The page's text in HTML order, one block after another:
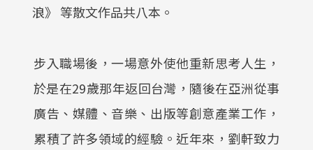
浪》 等散文作品共八本。
步入職場後，一場意外使他重新思考人生，
於是在29歲那年返回台灣，隨後在亞洲從事
廣告、媒體、音樂、出版等創意產業工作，
累積了許多領域的經驗。近年來，劉軒致力